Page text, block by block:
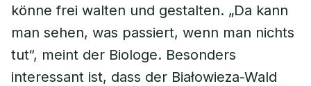
könne frei walten und gestalten. „Da kann
man sehen, was passiert, wenn man nichts
tut“, meint der Biologe. Besonders
interessant ist, dass der Białowieza-Wald